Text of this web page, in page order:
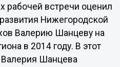
рабочей встречи оценил
Нижегородской
Валерию Шанцеву на
в 2014 году. В этот
Шанцева